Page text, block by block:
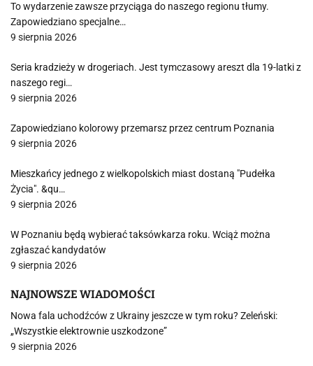
To wydarzenie zawsze przyciąga do naszego regionu tłumy.
Zapowiedziano specjalne…
9 sierpnia 2026
Seria kradzieży w drogeriach. Jest tymczasowy areszt dla 19-latki z
naszego regi…
9 sierpnia 2026
Zapowiedziano kolorowy przemarsz przez centrum Poznania
9 sierpnia 2026
Mieszkańcy jednego z wielkopolskich miast dostaną "Pudełka
Życia". &qu…
9 sierpnia 2026
W Poznaniu będą wybierać taksówkarza roku. Wciąż można
zgłaszać kandydatów
9 sierpnia 2026
NAJNOWSZE WIADOMOŚCI
Nowa fala uchodźców z Ukrainy jeszcze w tym roku? Zeleński:
„Wszystkie elektrownie uszkodzone”
9 sierpnia 2026